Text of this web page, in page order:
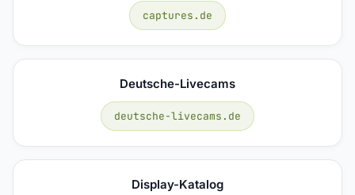
captures.de
Deutsche-Livecams
deutsche-livecams.de
Display-Katalog